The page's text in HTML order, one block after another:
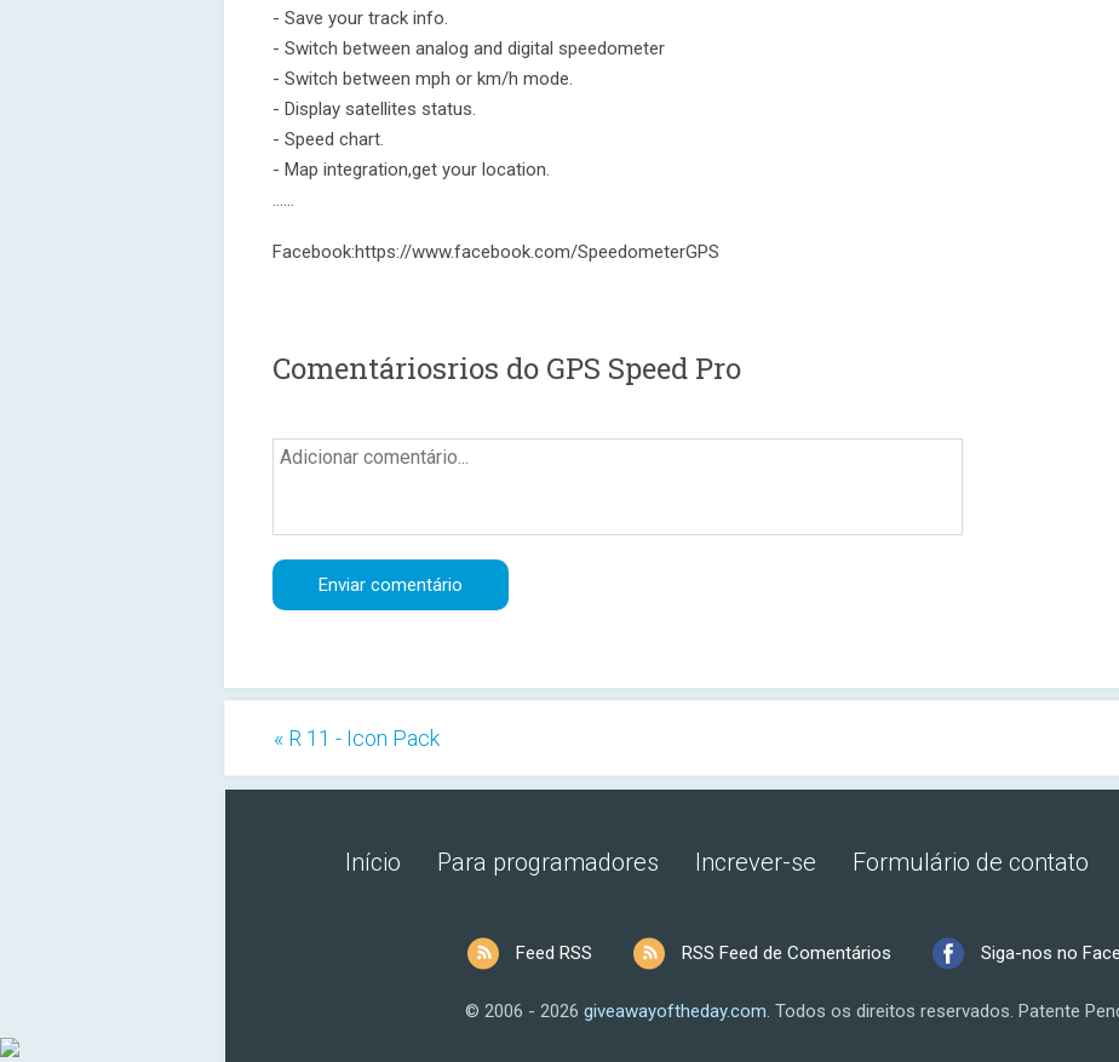
- Save your track info.
- Switch between analog and digital speedometer
- Switch between mph or km/h mode.
- Display satellites status.
- Speed chart.
- Map integration,get your location.
……
Facebook:https://www.facebook.com/SpeedometerGPS
Comentáriosrios do GPS Speed Pro
« R 11 - Icon Pack
Início Para programadores Increver-se Formulário de contato
Feed RSS RSS Feed de Comentários Siga-nos no
© 2006 - 2026 giveawayoftheday.com. Todos os direitos reservados. Patente